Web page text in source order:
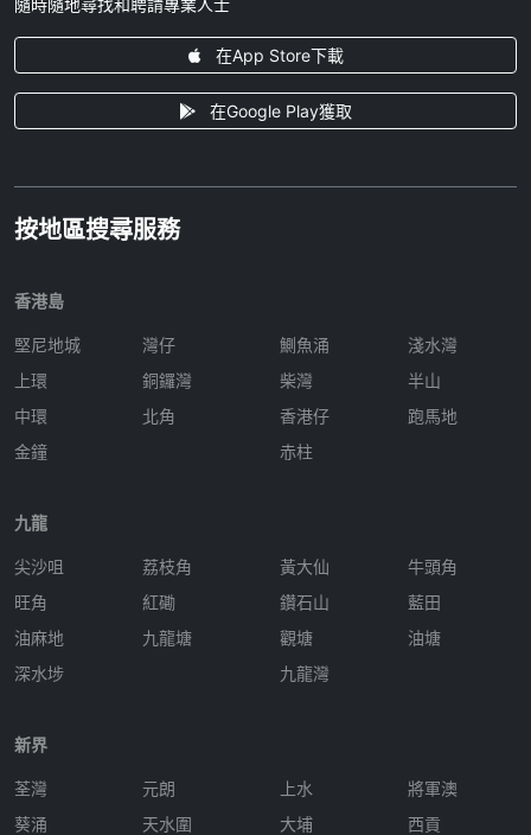
在App Store下載
在Google Play獲取
按地區搜尋服務
香港島
堅尼地城
上環
中環
金鐘
灣仔
銅鑼灣
北角
鰂魚涌
柴灣
香港仔
赤柱
淺水灣
半山
跑馬地
九龍
尖沙咀
旺角
油麻地
深水埗
荔枝角
紅磡
九龍塘
黃大仙
鑽石山
觀塘
九龍灣
牛頭角
藍田
油塘
新界
荃灣
葵涌
元朗
天水圍
上水
大埔
將軍澳
西貢